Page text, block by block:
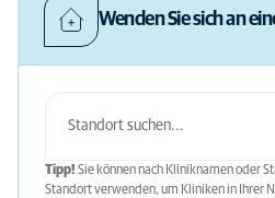
Wenden Sie sich an
Tipp! Sie können nach Kliniknamen oder
Standort verwenden, um Kliniken in Ihrer